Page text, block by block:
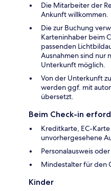
Die Mitarbeiter der
Ankunft willkommen.
Die zur Buchung
Karteninhaber beim
passenden
Ausnahmen sind nur
Unterkunft möglich.
Von der Unterkunft
werden ggf. mit
übersetzt.
Beim Check-in
Kreditkarte, EC-
unvorhergesehene
Personalausweis
Mindestalter für den
Kinder